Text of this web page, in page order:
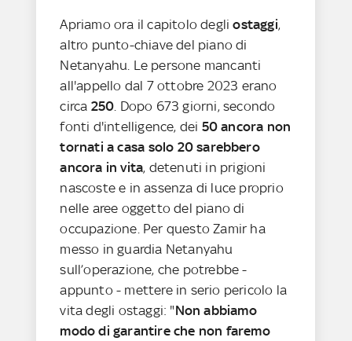
Apriamo ora il capitolo degliostaggi,
altro punto-chiave del piano di
Netanyahu. Le persone mancanti
all'appello dal 7 ottobre 2023 erano
circa 250 . Dopo 673 giorni, secondo
fonti d'intelligence, dei 50 ancora non
tornati a casa solo 20 sarebbero
ancora in vita, detenuti in prigioni
nascoste e in assenza di luce proprio
nelle aree oggetto del piano di
occupazione. Per questo Zamir ha
messo in guardia Netanyahu
sull’operazione, che potrebbe -
appunto - mettere in serio pericolo la
vita degli ostaggi: "Non abbiamo
modo di garantire che non faremo